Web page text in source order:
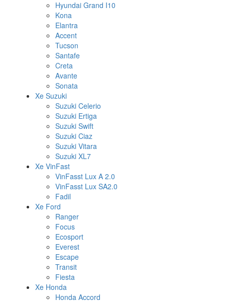
Hyundai Grand I10
Kona
Elantra
Accent
Tucson
Santafe
Creta
Avante
Sonata
Xe Suzuki
Suzuki Celerio
Suzuki Ertiga
Suzuki Swift
Suzuki Ciaz
Suzuki Vitara
Suzuki XL7
Xe VinFast
VinFasst Lux A 2.0
VinFasst Lux SA2.0
Fadil
Xe Ford
Ranger
Focus
Ecosport
Everest
Escape
Transit
Fiesta
Xe Honda
Honda Accord